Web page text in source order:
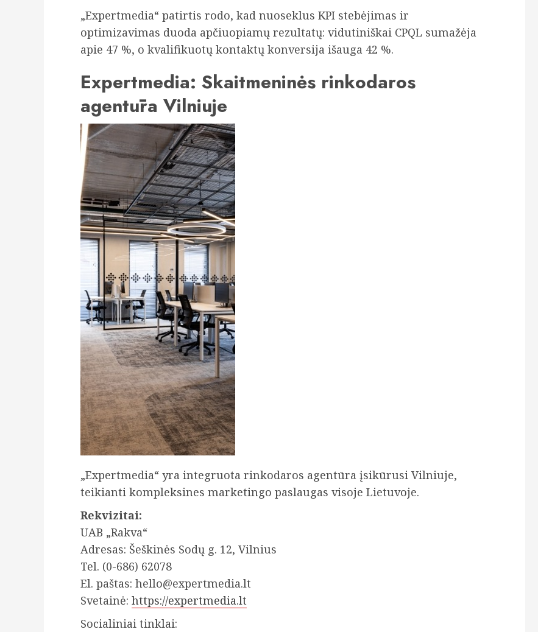
„Expertmedia“ patirtis rodo, kad nuoseklus KPI stebėjimas ir
optimizavimas duoda apčiuopiamų rezultatų: vidutiniškai CPQL sumažėja
apie 47 %, o kvalifikuotų kontaktų konversija išauga 42 %.
Expertmedia: Skaitmeninės rinkodaros
agentūra Vilniuje
„Expertmedia“ yra integruota rinkodaros agentūra įsikūrusi Vilniuje,
teikianti kompleksines marketingo paslaugas visoje Lietuvoje.
Rekvizitai:
UAB „Rakva“
Adresas: Šeškinės Sodų g. 12, Vilnius
Tel. (0-686) 62078
El. paštas: hello@expertmedia.lt
Svetainė: https://expertmedia.lt
Socialiniai tinklai: